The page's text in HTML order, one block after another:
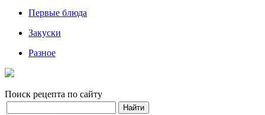
Первые блюда
Закуски
Разное
Поиск рецепта по сайту